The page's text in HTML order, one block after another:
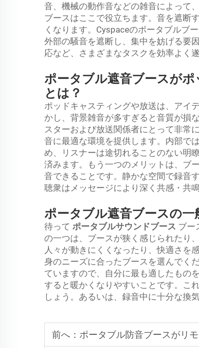
音、機械の動作音などの雑音によって
ブースはここで役立ちます。音を遮断
くなります。Cyspaceのポータブルブ
外部の騒音を遮断し、集中を妨げる要
応など、さまざまなタスクを効率よく
ポータブル遮音ブースが
とは？
ポッドキャスティングや放送は、アイ
かし、背景雑音が多すぎると音質が損
スターおよび放送関係者にとって非常
音に最適な環境を提供します。内部で
め、リスナーは途切れることのない明
済みます。もう一つのメリットは、ブ
音できることです。静かな空間で録音
聴衆はメッセージにより深く共感・共
ポータブル遮音ブースの一
待って ポータブルサウンドブース ブー
の一つは、ブースが狭く感じられたり
人々が動きにくくなったり、快適さを
身のニーズに合ったブースを選んでく
ていますので、自分に最も適したもの
すると暖かくなりやすいことです。こ
しょう。あるいは、録音中に十分な換
前へ： ポータブル防音ブースがリ